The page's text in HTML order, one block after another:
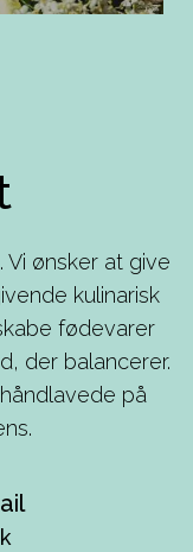
Vi ønsker at give
kulinarisk
fødevarer
der balancerer.
på